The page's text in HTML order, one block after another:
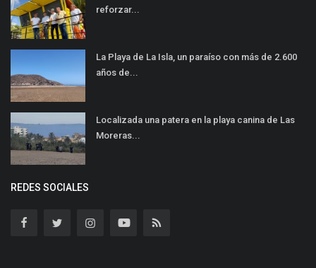
reforzar...
La Playa de La Isla, un paraíso con más de 2.600
años de...
Localizada una patera en la playa canina de Las
Moreras...
REDES SOCIALES